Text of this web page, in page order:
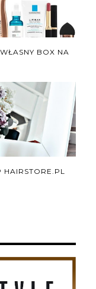
BOX NA
HAIRSTORE.PL